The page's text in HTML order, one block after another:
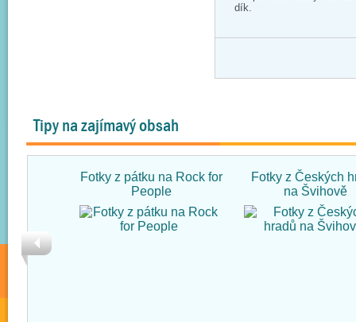
dík.
Tipy na zajímavý obsah
Fotky z pátku na Rock for
People
Fotky z Českých
na Švihově